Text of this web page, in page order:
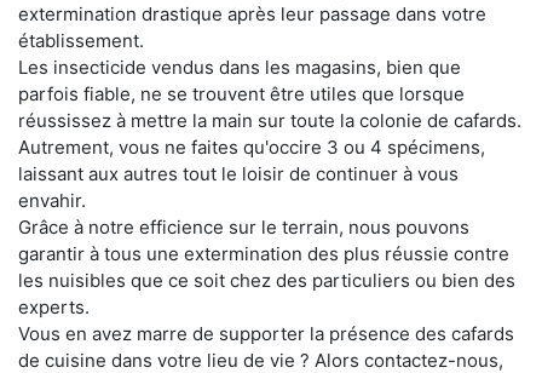
extermination drastique après leur passage dans votre
établissement.
Les insecticide vendus dans les magasins, bien que
parfois fiable, ne se trouvent être utiles que lorsque
réussissez à mettre la main sur toute la colonie de cafards.
Autrement, vous ne faites qu'occire 3 ou 4 spécimens,
laissant aux autres tout le loisir de continuer à vous
envahir.
Grâce à notre efficience sur le terrain, nous pouvons
garantir à tous une extermination des plus réussie contre
les nuisibles que ce soit chez des particuliers ou bien des
experts.
Vous en avez marre de supporter la présence des cafards
de cuisine dans votre lieu de vie ? Alors contactez-nous,